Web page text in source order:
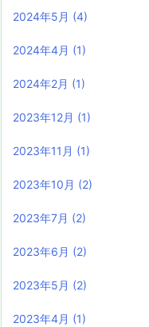
2024年5月 (4)
2024年4月 (1)
2024年2月 (1)
2023年12月 (1)
2023年11月 (1)
2023年10月 (2)
2023年7月 (2)
2023年6月 (2)
2023年5月 (2)
2023年4月 (1)